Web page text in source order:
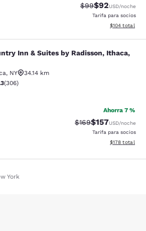
Precio tachado:
$99Precio con
$92USD/noche
Tarifa para socios
Ver detalles
$104 total
& Suites by Radisson,
Inn & Suites by Radisson, Ithaca,
, NY
34.14 km
de 3.3 estrellas. Bueno. 306 reseñas
(306)
Ahorra 7 %
Precio tachado:
$169Precio con
$157USD/noche
Tarifa para socios
Ver detalles
$178 total
York